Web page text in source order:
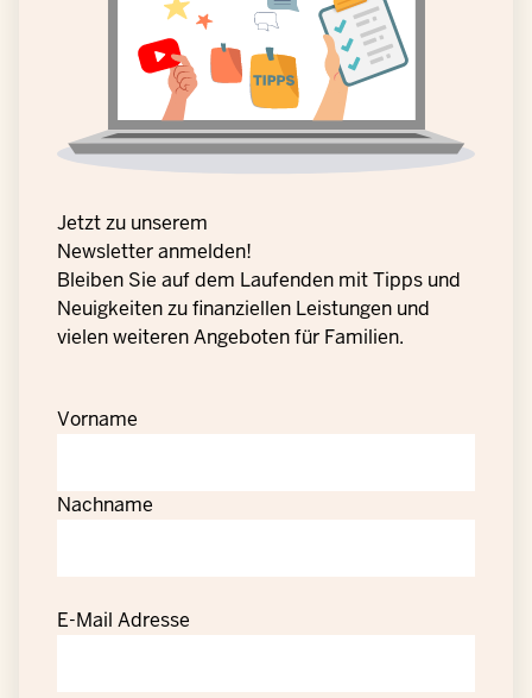
Jetzt zu unserem
Newsletter anmelden!
Bleiben Sie auf dem Laufenden mit Tipps und
Neuigkeiten zu finanziellen Leistungen und
vielen weiteren Angeboten für Familien.
Vorname
Nachname
E-Mail Adresse